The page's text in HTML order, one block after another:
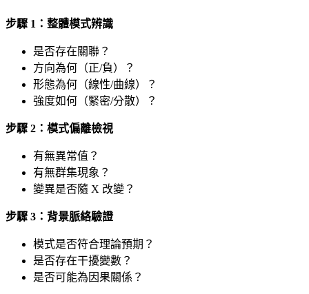
步驟 1：整體模式辨識
是否存在關聯？
方向為何（正/負）？
形態為何（線性/曲線）？
強度如何（緊密/分散）？
步驟 2：模式偏離檢視
有無異常值？
有無群集現象？
變異是否隨 X 改變？
步驟 3：背景脈絡驗證
模式是否符合理論預期？
是否存在干擾變數？
是否可能為因果關係？